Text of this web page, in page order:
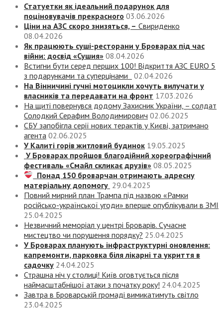
Статуетки як ідеальний подарунок для
поціновувачів прекрасного 03.06.2026
Ціни на АЗС скоро знизяться, – Свириденко
08.04.2026
Як працюють суші-ресторани у Броварах під час
війни: досвід «Сушия» 08.04.2026
Встигни бути серед перших 100! Відкриття АЗС EURO 5
з подарунками та суперцінами
02.04.2026
На Вінничині гучні мотоцикли хочуть вилучати у
власників та передавати на фронт 17.03.2026
На щиті повернувся додому Захисник України, – солдат
Солодкий Серафим Володимирович 02.06.2025
СБУ запобігла серії нових терактів у Києві, затримано
агента 02.06.2025
У Калиті горів житловий будинок 19.05.2025
У Броварах пройшов благодійний хореографічний
фестиваль «Смайл скликає друзів» 08.05.2025
Понад 150 броварчан отримають адресну
матеріальну допомогу 29.04.2025
Повний мирний план Трампа під назвою «‎Рамки
російсько-української угоди» вперше опублікували в ЗМІ
25.04.2025
Незвичний меморіал у центрі Броварів. Сучасне
мистецтво чи порушення порядку? 25.04.2025
У Броварах планують інфраструктурні оновлення:
капремонти, парковка біля лікарні та укриття в
садочку 24.04.2025
Страшна ніч у столиці! Київ оговтується після
наймасштабнішої атаки з початку року! 24.04.2025
Завтра в Броварській громаді вимикатимуть світло
23.04.2025